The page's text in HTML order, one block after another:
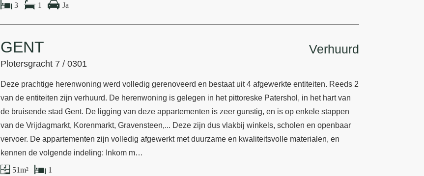
3 1 Ja
GENT
Plotersgracht 7 / 0301
Verhuurd
Deze prachtige herenwoning werd volledig gerenoveerd en bestaat uit 4 afgewerkte entiteiten. Reeds 2
van de entiteiten zijn verhuurd. De herenwoning is gelegen in het pittoreske Patershol, in het hart van
de bruisende stad Gent. De ligging van deze appartementen is zeer gunstig, en is op enkele stappen
van de Vrijdagmarkt, Korenmarkt, Gravensteen,... Deze zijn dus vlakbij winkels, scholen en openbaar
vervoer. De appartementen zijn volledig afgewerkt met duurzame en kwaliteitsvolle materialen, en
kennen de volgende indeling: Inkom m…
51 m² 1